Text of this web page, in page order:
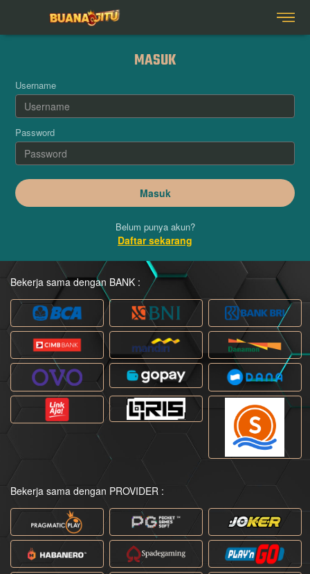
MASUK
Username
Password
Belum punya akun?
Daftar sekarang
Bekerja sama dengan BANK :
Bekerja sama dengan PROVIDER :